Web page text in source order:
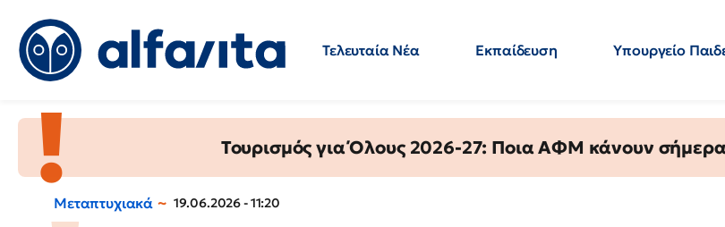
Τελευταία Νέα Εκπαίδευση Υπουργείο
Τουρισμός για Όλους 2026-27: Ποια ΑΦΜ κάνουν
Μεταπτυχιακά 19.06.2026 - 11:20